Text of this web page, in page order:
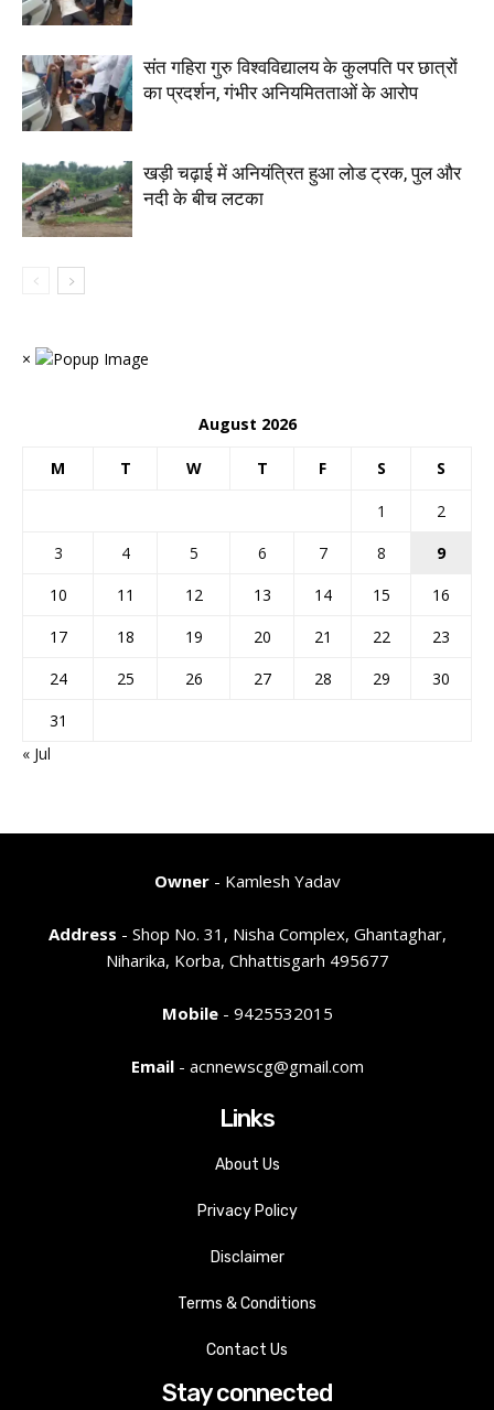
संत गहिरा गुरु विश्वविद्यालय के कुलपति पर छात्रों
का प्रदर्शन, गंभीर अनियमितताओं के आरोप
खड़ी चढ़ाई में अनियंत्रित हुआ लोड ट्रक, पुल और
नदी के बीच लटका
×
August 2026
M T W T F S S
1
2
3
4 5 6 7 8
9
10
11 12 13 14 15
16
17
18 19 20 21 22
23
24
25 26 27 28 29
30
31
« Jul
Owner- Kamlesh Yadav
Address - Shop No. 31, Nisha Complex, Ghantaghar,
Niharika, Korba, Chhattisgarh 495677
Mobile- 9425532015
Email- acnnewscg@gmail.com
Links
About Us
Privacy Policy
Disclaimer
Terms & Conditions
Contact Us
Stay connected